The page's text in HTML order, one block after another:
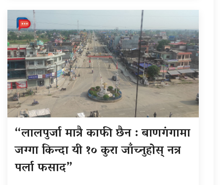
“लालपुर्जा मात्रै काफी छैन : बाणगंगामा
जग्गा किन्दा यी १० कुरा जाँच्नुहोस् नत्र
पर्ला फसाद”